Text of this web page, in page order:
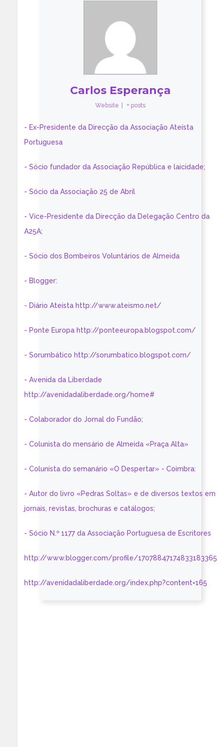
Carlos Esperança
Website + posts
- Ex-Presidente da Direcção da Associação Ateísta
Portuguesa
- Sócio fundador da Associação República e laicidade;
- Sócio da Associação 25 de Abril
- Vice-Presidente da Direcção da Delegação Centro da
A25A;
- Sócio dos Bombeiros Voluntários de Almeida
- Blogger:
- Diário Ateísta http://www.ateismo.net/
- Ponte Europa http://ponteeuropa.blogspot.com/
- Sorumbático http://sorumbatico.blogspot.com/
- Avenida da Liberdade
http://avenidadaliberdade.org/home#
- Colaborador do Jornal do Fundão;
- Colunista do mensário de Almeida «Praça Alta»
- Colunista do semanário «O Despertar» - Coimbra:
- Autor do livro «Pedras Soltas» e de diversos textos em
jornais, revistas, brochuras e catálogos;
- Sócio N.º 1177 da Associação Portuguesa de Escritores
http://www.blogger.com/profile/17078847174833183365
http://avenidadaliberdade.org/index.php?content=165